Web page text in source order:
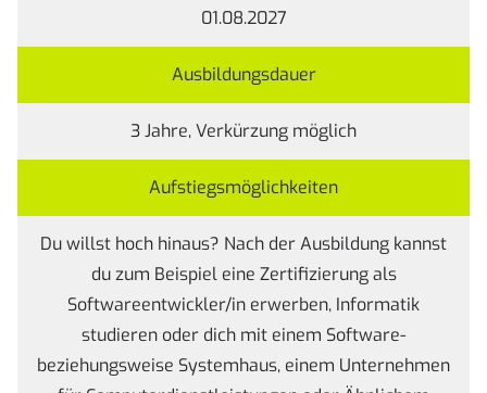
01.08.2027
Ausbildungsdauer
3 Jahre, Verkürzung möglich
Aufstiegsmöglichkeiten
Du willst hoch hinaus? Nach der Ausbildung kannst
du zum Beispiel eine Zertifizierung als
Softwareentwickler/in erwerben, Informatik
studieren oder dich mit einem Software-
beziehungsweise Systemhaus, einem Unternehmen